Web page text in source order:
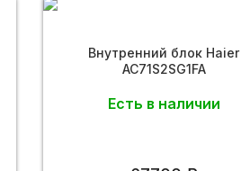
Внутренний блок Haier
AC71S2SG1FA
Есть в наличии